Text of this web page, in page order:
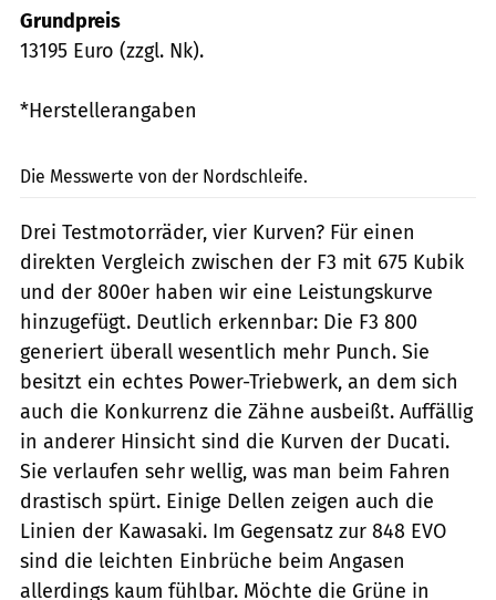
Grundpreis
13195 Euro (zzgl. Nk).
*Herstellerangaben
Die Messwerte von der Nordschleife.
Drei Testmotorräder, vier Kurven? Für einen
direkten Vergleich zwischen der F3 mit 675 Kubik
und der 800er haben wir eine Leistungskurve
hinzugefügt. Deutlich erkennbar: Die F3 800
generiert überall wesentlich mehr Punch. Sie
besitzt ein echtes Power-Triebwerk, an dem sich
auch die Konkurrenz die Zähne ausbeißt. Auffällig
in anderer Hinsicht sind die Kurven der Ducati.
Sie verlaufen sehr wellig, was man beim Fahren
drastisch spürt. Einige Dellen zeigen auch die
Linien der Kawasaki. Im Gegensatz zur 848 EVO
sind die leichten Einbrüche beim Angasen
allerdings kaum fühlbar. Möchte die Grüne in